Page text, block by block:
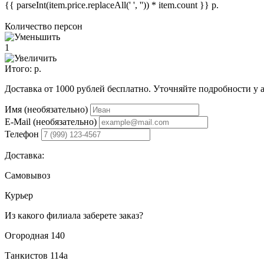
{{ parseInt(item.price.replaceAll(' ', '')) * item.count }} р.
Количество персон
1
Итого: р.
Доставка от 1000 рублей бесплатно. Уточняйте подробности у
Имя (необязательно)
E-Mail (необязательно)
Телефон
Доставка:
Самовывоз
Курьер
Из какого филиала заберете заказ?
Огородная 140
Танкистов 114а